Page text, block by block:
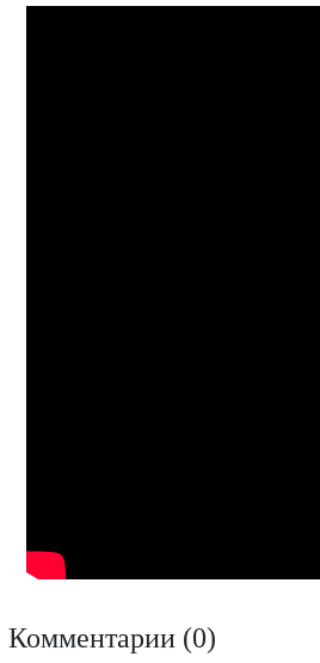
Комментарии (0)